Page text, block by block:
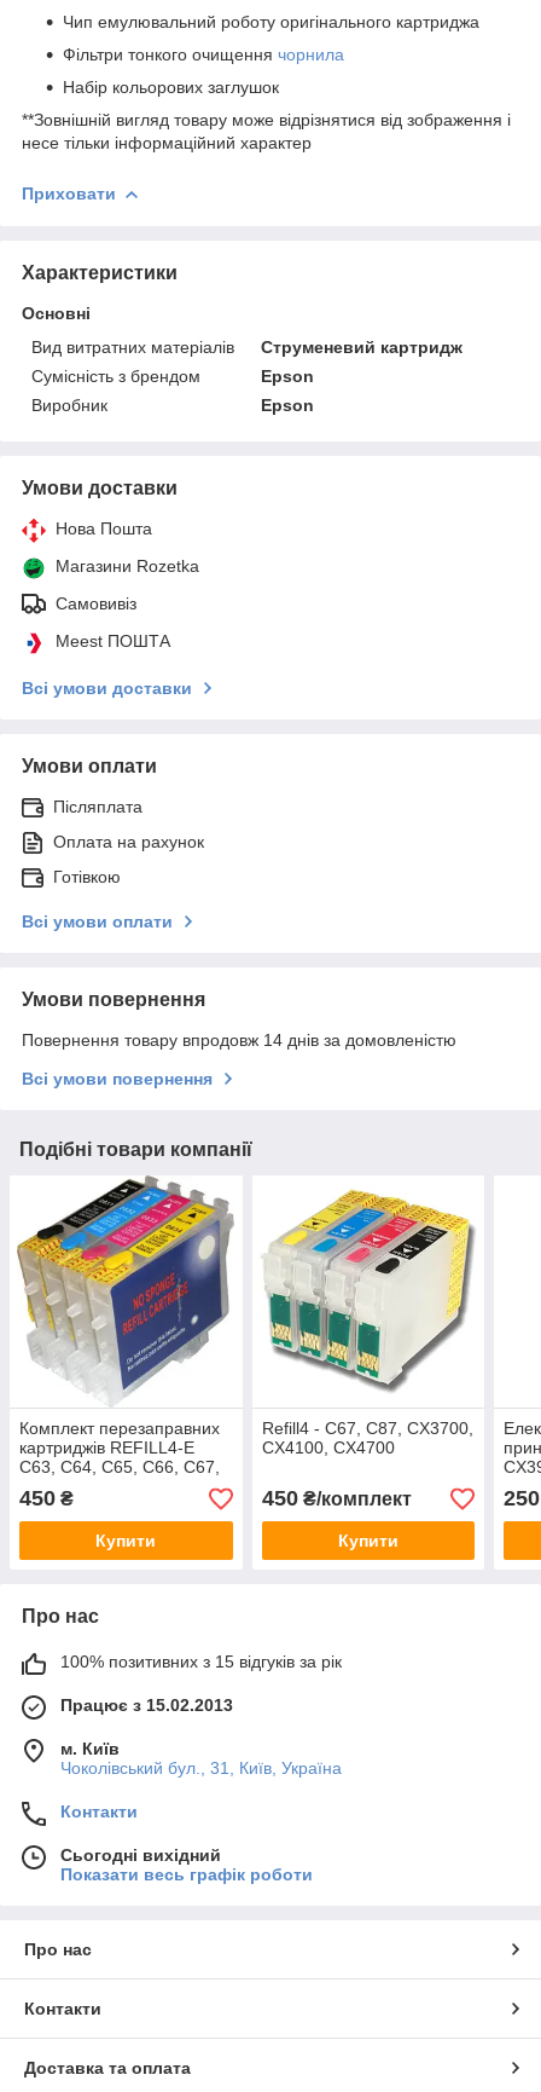
Чип емулювальний роботу оригінального картриджа
Фільтри тонкого очищення чорнила
Набір кольорових заглушок
**Зовнішній вигляд товару може відрізнятися від зображення і
несе тільки інформаційний характер
Приховати
Характеристики
Основні
Вид витратних матеріалів
Струменевий картридж
Сумісність з брендом
Epson
Виробник
Epson
Умови доставки
Нова Пошта
Магазини Rozetka
Самовивіз
Meest ПОШТА
Всі умови доставки
Умови оплати
Післяплата
Оплата на рахунок
Готівкою
Всі умови оплати
Умови повернення
Повернення товару впродовж 14 днів за домовленістю
Всі умови повернення
Подібні товари компанії
Комплект перезаправних
картриджів REFILL4-E
C63, C64, C65, C66, С67,
C68
450 ₴
Купити
Refill4 - C67, C87, CX3700,
CX4100, CX4700
450₴/комплект
Купити
250
Про нас
100% позитивних з 15 відгуків за рік
Працює з 15.02.2013
м. Київ
Чоколівський бул., 31, Київ, Україна
Контакти
Сьогодні вихідний
Показати весь графік роботи
Про нас
Контакти
Доставка та оплата